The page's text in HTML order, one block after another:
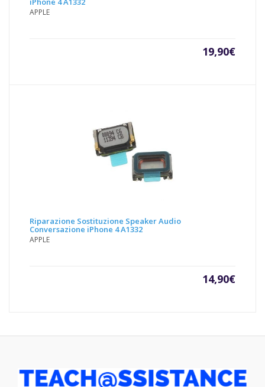
APPLE
19,90€
Riparazione Sostituzione Speaker Audio
Conversazione iPhone 4 A1332
APPLE
14,90€